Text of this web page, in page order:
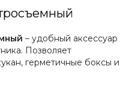
– удобный аксессуар
Позволяет
герметичные боксы и